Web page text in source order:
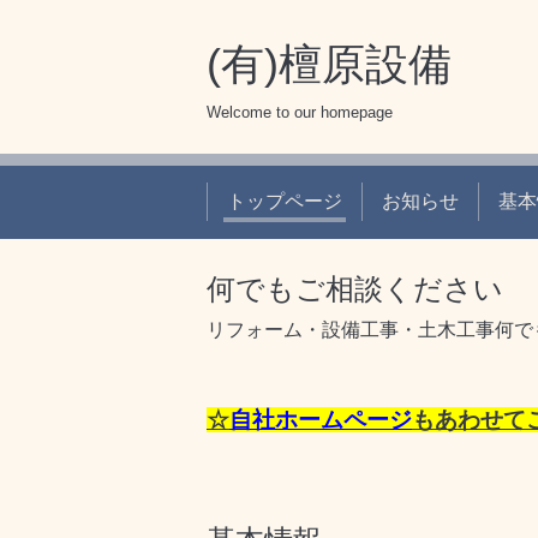
(有)檀原設備
Welcome to our homepage
トップページ お知らせ 基
何でもご相談ください
リフォーム・設備工事・土木工事何
☆自社ホームページもあわせ